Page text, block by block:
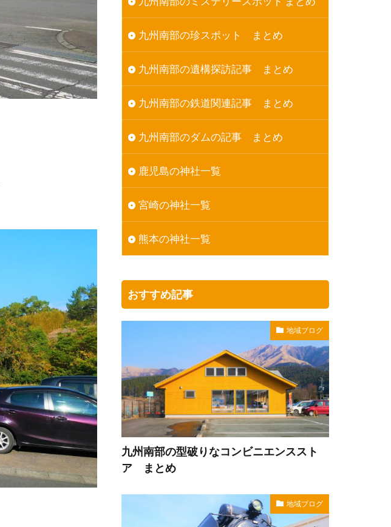
九州南部の珍スポット まとめ
九州南部の遺構探訪記事 まとめ
九州南部の鉄道関連記事 まとめ
九州南部のダムの記事 まとめ
鹿児島の神社一覧
宮崎の神社一覧
熊本の神社一覧
おすすめ記事
地域ブログ
九州南部の型破りなコンビニエンススト
ア まとめ
地域ブログ